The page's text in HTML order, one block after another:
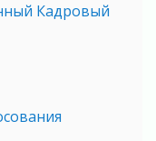
Кадровый